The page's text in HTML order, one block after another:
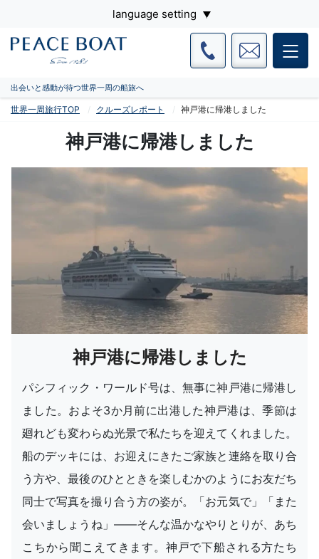
language setting
出会いと感動が待つ世界一周の船旅へ
世界一周旅行TOP クルーズレポート 神戸港に帰港しました
神戸港に帰港しました
神戸港に帰港しました
パシフィック・ワールド号は、無事に神戸港に帰港し
ました。およそ3か月前に出港した神戸港は、季節は
廻れども変わらぬ光景で私たちを迎えてくれました。
船のデッキには、お迎えにきたご家族と連絡を取り合
う方や、最後のひとときを楽しむかのようにお友だち
同士で写真を撮り合う方の姿が。「お元気で」「また
会いましょうね」――そんな温かなやりとりが、あち
こちから聞こえてきます。神戸で下船される方たち